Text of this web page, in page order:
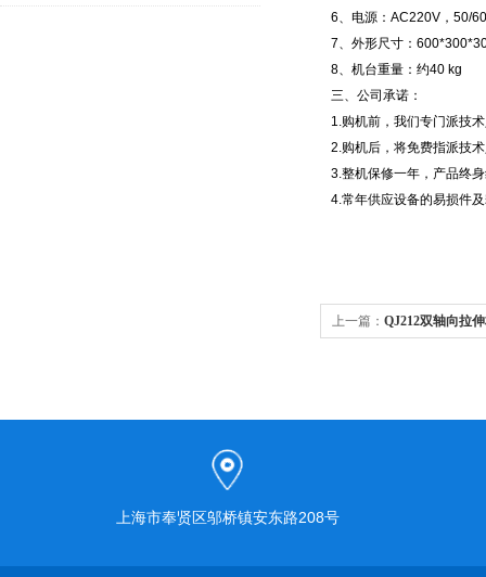
6、电源： AC220V ， 50/
7、外形尺寸：
8、机台重量：约40 kg
三、公司承诺：
1.购机前，我们专门派技
2.购机后，将免费指派技
3.整机保修一年，产品终
4.常年供应设备的易损件
上一篇： QJ212双轴向拉
上海市奉贤区邬桥镇安东路208号